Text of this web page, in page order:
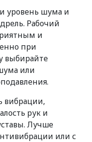
уровень шума и
Рабочий
и
при
выбирайте
или
вибрации,
рук и
Лучше
или с